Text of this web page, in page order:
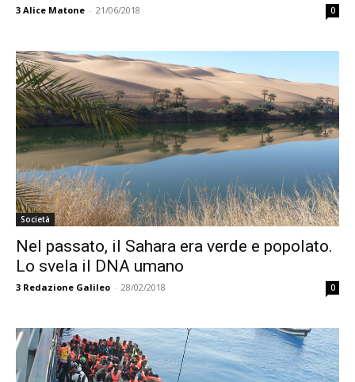
3 Alice Matone - 21/06/2018 0
Società
Nel passato, il Sahara era verde e popolato.
Lo svela il DNA umano
3 Redazione Galileo - 28/02/2018 0